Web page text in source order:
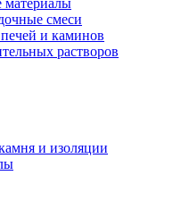
материалы
смеси
и каминов
растворов
и изоляции